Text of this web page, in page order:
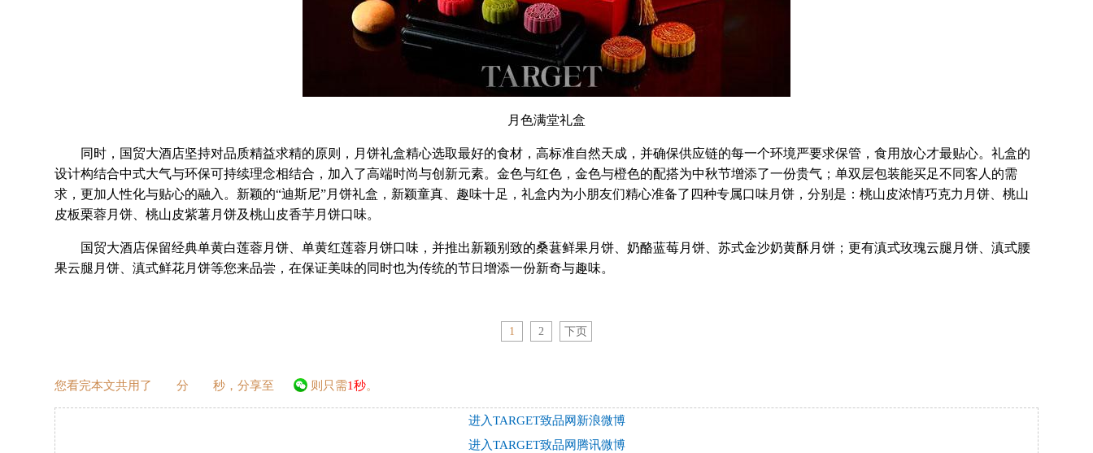
月色满堂礼盒
同时，国贸大酒店坚持对品质精益求精的原则，月饼礼盒精心选取最好的食材，高标准自然天成，并确保供应链的每一个环境严要求保管，食用放心才最贴心。礼盒的
设计构结合中式大气与环保可持续理念相结合，加入了高端时尚与创新元素。金色与红色，金色与橙色的配搭为中秋节增添了一份贵气；单双层包装能买足不同客人的需
求，更加人性化与贴心的融入。新颖的“迪斯尼”月饼礼盒，新颖童真、趣味十足，礼盒内为小朋友们精心准备了四种专属口味月饼，分别是：桃山皮浓情巧克力月饼、桃山
皮板栗蓉月饼、桃山皮紫薯月饼及桃山皮香芋月饼口味。
国贸大酒店保留经典单黄白莲蓉月饼、单黄红莲蓉月饼口味，并推出新颖别致的桑葚鲜果月饼、奶酪蓝莓月饼、苏式金沙奶黄酥月饼；更有滇式玫瑰云腿月饼、滇式腰
果云腿月饼、滇式鲜花月饼等您来品尝，在保证美味的同时也为传统的节日增添一份新奇与趣味。
1 2 下页
您看完本文共用了 分 秒，分享至 则只需1秒。
进入TARGET致品网新浪微博
进入TARGET致品网腾讯微博